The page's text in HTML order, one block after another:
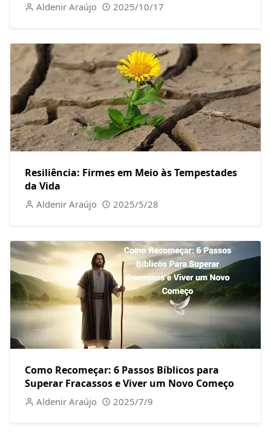
Aldenir Araújo 2025/10/17
Resiliência: Firmes em Meio às Tempestades
da Vida
Aldenir Araújo 2025/5/28
Como Recomeçar: 6 Passos Bíblicos para
Superar Fracassos e Viver um Novo Começo
Aldenir Araújo 2025/7/9